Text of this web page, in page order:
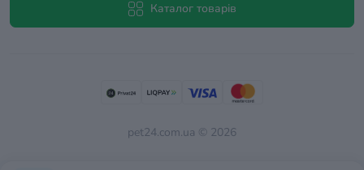
Каталог товарів
pet24.com.ua © 2026